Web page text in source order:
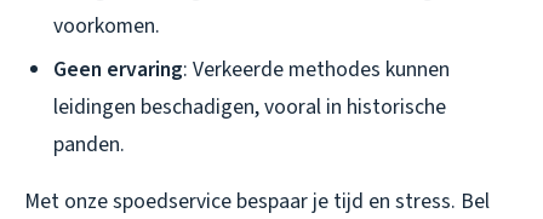
voorkomen.
Geen ervaring: Verkeerde methodes kunnen
leidingen beschadigen, vooral in historische
panden.
Met onze spoedservice bespaar je tijd en stress. Bel